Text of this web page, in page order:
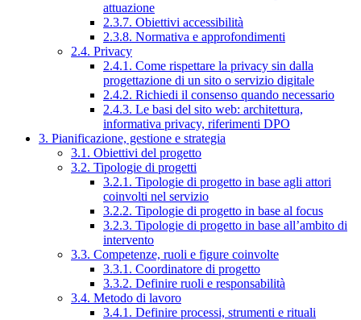
attuazione
2.3.7. Obiettivi accessibilità
2.3.8. Normativa e approfondimenti
2.4. Privacy
2.4.1. Come rispettare la privacy sin dalla
progettazione di un sito o servizio digitale
2.4.2. Richiedi il consenso quando necessario
2.4.3. Le basi del sito web: architettura,
informativa privacy, riferimenti DPO
3. Pianificazione, gestione e strategia
3.1. Obiettivi del progetto
3.2. Tipologie di progetti
3.2.1. Tipologie di progetto in base agli attori
coinvolti nel servizio
3.2.2. Tipologie di progetto in base al focus
3.2.3. Tipologie di progetto in base all’ambito di
intervento
3.3. Competenze, ruoli e figure coinvolte
3.3.1. Coordinatore di progetto
3.3.2. Definire ruoli e responsabilità
3.4. Metodo di lavoro
3.4.1. Definire processi, strumenti e rituali